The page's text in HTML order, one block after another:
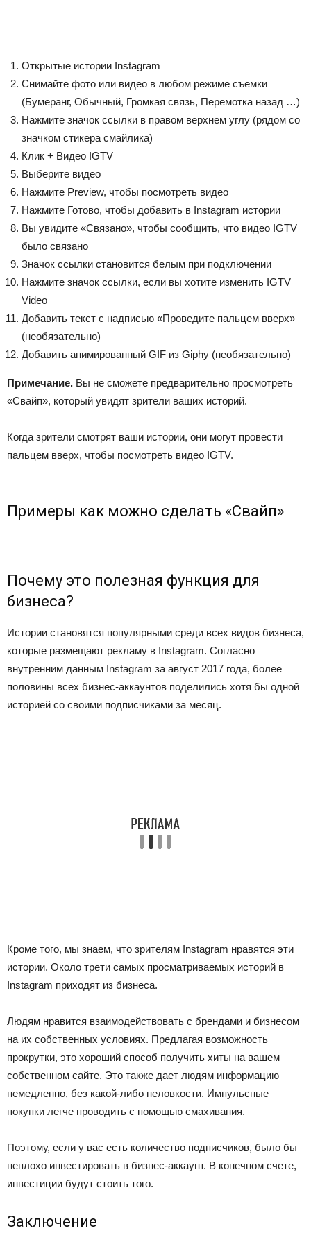
Открытые истории Instagram
Снимайте фото или видео в любом режиме съемки
(Бумеранг, Обычный, Громкая связь, Перемотка назад …)
Нажмите значок ссылки в правом верхнем углу (рядом со
значком стикера смайлика)
Клик + Видео IGTV
Выберите видео
Нажмите Preview, чтобы посмотреть видео
Нажмите Готово, чтобы добавить в Instagram истории
Вы увидите «Связано», чтобы сообщить, что видео IGTV
было связано
Значок ссылки становится белым при подключении
Нажмите значок ссылки, если вы хотите изменить IGTV
Video
Добавить текст с надписью «Проведите пальцем вверх»
(необязательно)
Добавить анимированный GIF из Giphy (необязательно)
Примечание. Вы не сможете предварительно просмотреть
«Свайп», который увидят зрители ваших историй.
Когда зрители смотрят ваши истории, они могут провести
пальцем вверх, чтобы посмотреть видео IGTV.
Примеры как можно сделать «Свайп»
Почему это полезная функция для
бизнеса?
Истории становятся популярными среди всех видов бизнеса,
которые размещают рекламу в Instagram. Согласно
внутренним данным Instagram за август 2017 года, более
половины всех бизнес-аккаунтов поделились хотя бы одной
историей со своими подписчиками за месяц.
Кроме того, мы знаем, что зрителям Instagram нравятся эти
истории. Около трети самых просматриваемых историй в
Instagram приходят из бизнеса.
Людям нравится взаимодействовать с брендами и бизнесом
на их собственных условиях. Предлагая возможность
прокрутки, это хороший способ получить хиты на вашем
собственном сайте. Это также дает людям информацию
немедленно, без какой-либо неловкости. Импульсные
покупки легче проводить с помощью смахивания.
Поэтому, если у вас есть количество подписчиков, было бы
неплохо инвестировать в бизнес-аккаунт. В конечном счете,
инвестиции будут стоить того.
Заключение